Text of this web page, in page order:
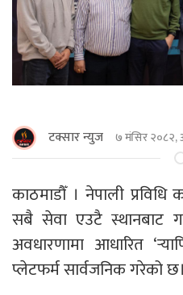
टक्सार न्युज ७ मंसिर २०८२,
काठमाडौँ । नेपाली
सबै सेवा एउटै स्थानबाट
अवधारणामा आधारित
प्लेटफर्म सार्वजनिक गरेको छ।